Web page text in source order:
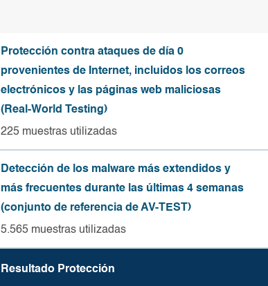
Protección contra ataques de día 0
provenientes de Internet, incluidos los correos
electrónicos y las páginas web maliciosas
(Real-World Testing)
225 muestras utilizadas
Detección de los malware más extendidos y
más frecuentes durante las últimas 4 semanas
(conjunto de referencia de AV-TEST)
5.565 muestras utilizadas
Resultado Protección